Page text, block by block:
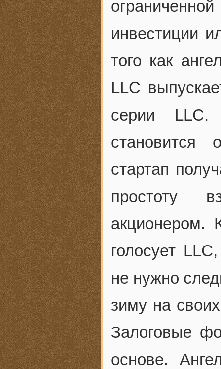
инвестиции
того как
LLC
серии LLC.
становится
стартап
простоту
акционером.
голосует
не нужно
зиму на
Залоговые
основе.